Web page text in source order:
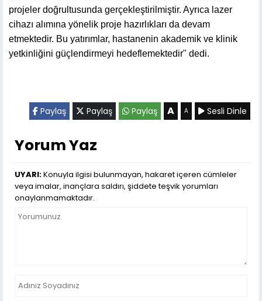
projeler doğrultusunda gerçekleştirilmiştir. Ayrıca lazer
cihazı alımına yönelik proje hazırlıkları da devam
etmektedir. Bu yatırımlar, hastanenin akademik ve klinik
yetkinliğini güçlendirmeyi hedeflemektedir" dedi.
Paylaş Paylaş Paylaş A A Sesli Dinle
Yorum Yaz
UYARI:Konuyla ilgisi bulunmayan, hakaret içeren cümleler
veya imalar, inançlara saldırı, şiddete teşvik yorumları
onaylanmamaktadır.